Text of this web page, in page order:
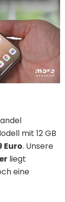
mit 12 GB
Euro. Unsere
liegt
eine